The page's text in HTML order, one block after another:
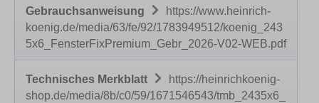
Gebrauchsanweisung
https://www.heinrich-
koenig.de/media/63/fe/92/1783949512/koenig_243
5x6_FensterFixPremium_Gebr_2026-V02-WEB.pdf
Technisches Merkblatt
https://heinrichkoenig-
shop.de/media/8b/c0/59/1671546543/tmb_2435x6_